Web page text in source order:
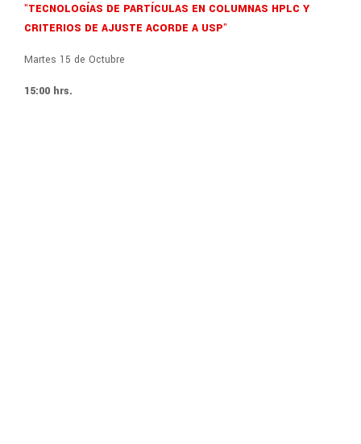
"TECNOLOGÍAS DE PARTÍCULAS EN COLUMNAS HPLC Y
CRITERIOS DE AJUSTE ACORDE A USP"
Martes 15 de Octubre
15:00 hrs.